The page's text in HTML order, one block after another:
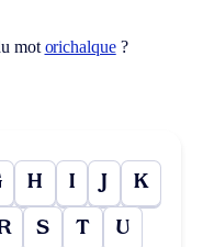
mot orichalque?
H I J K
S T U